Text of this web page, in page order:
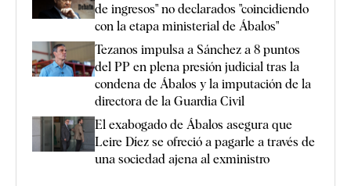
de ingresos" no declarados "coincidiendo
con la etapa ministerial de Ábalos"
Tezanos impulsa a Sánchez a 8 puntos
del PP en plena presión judicial tras la
condena de Ábalos y la imputación de la
directora de la Guardia Civil
El exabogado de Ábalos asegura que
Leire Díez se ofreció a pagarle a través de
una sociedad ajena al exministro